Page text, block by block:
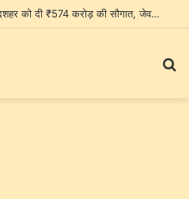
मुख्यमंत्री योगी आदित्यनाथ ने बुलंदशहर को दी ₹574 करोड़ की सौगात, जेवर एयरपोर्ट को बताया पश्चिमी यूपी के विकास का नया द्वार